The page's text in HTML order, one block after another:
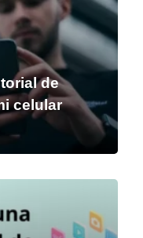
de
celular